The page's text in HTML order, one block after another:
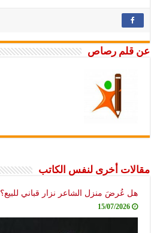
عن قلم رصاص
مقالات أخرى لنفس الكاتب
هل عُرضَ منزل الشاعر نزار قباني للبيع؟
15/07/2026